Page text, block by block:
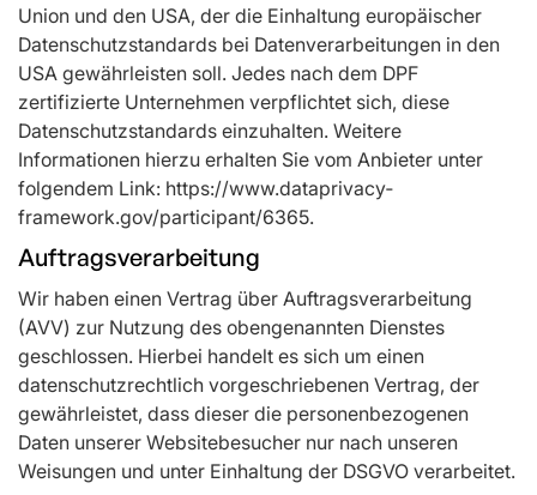
Union und den USA, der die Einhaltung europäischer
Datenschutzstandards bei Datenverarbeitungen in den
USA gewährleisten soll. Jedes nach dem DPF
zertifizierte Unternehmen verpflichtet sich, diese
Datenschutzstandards einzuhalten. Weitere
Informationen hierzu erhalten Sie vom Anbieter unter
folgendem Link: https://www.dataprivacy­
framework.gov/participant/6365.
Auftragsverarbeitung
Wir haben einen Vertrag über Auftragsverarbeitung
(AVV) zur Nutzung des obengenannten Dienstes
geschlossen. Hierbei handelt es sich um einen
datenschutzrechtlich vorgeschriebenen Vertrag, der
gewährleistet, dass dieser die personenbezogenen
Daten unserer Websitebesucher nur nach unseren
Weisungen und unter Einhaltung der DSGVO verarbeitet.